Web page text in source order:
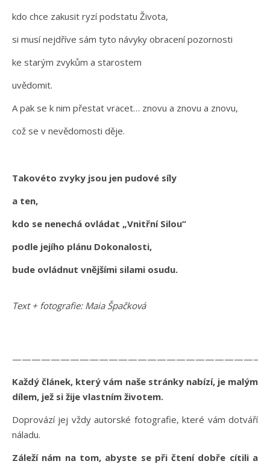
kdo chce zakusit ryzí podstatu Života,
si musí nejdříve sám tyto návyky obracení pozornosti
ke starým zvykům a starostem
uvědomit.
A pak se k nim přestat vracet… znovu a znovu a znovu,
což se v nevědomosti děje.
Takovéto zvyky jsou jen pudové síly
a ten,
kdo se nenechá ovládat „Vnitřní Silou“
podle jejího plánu Dokonalosti,
bude ovládnut vnějšími silami osudu.
Text + fotografie: Maia Špačková
Každý článek, který vám naše stránky nabízí, je malým
dílem, jež si žije vlastním životem.
Doprovází jej vždy autorské fotografie, které vám dotváří
náladu.
Záleží nám na tom, abyste se při čtení dobře cítili a